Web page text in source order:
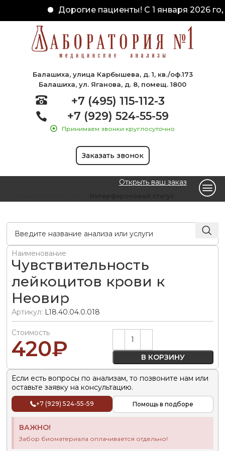
Дорогие пациенты! С 1 января 2026
Балашиха, улица Карбышева, д. 1, кв./оф.173
Балашиха, ул. Яганова, д. 8, помещ. 1800
+7 (495) 115-112-3
+7 (929) 524-55-59
Принимаем звонки круглосуточно
Заказать звонок
Открыть ваш заказ
Наименование
Чувствительность
лейкоцитов крови к
Неовир
Артикул: L18.40.04.0.018
Стоимость
420₽ В КОРЗИНУ
Alternative:
Если есть вопросы по анализам, то позвоните нам или
оставьте заявку на консультацию.
+7 (929) 524-55-59 Помощь в подборе
ВАЖНО!
Забор биоматериала оплачивается отдельно!